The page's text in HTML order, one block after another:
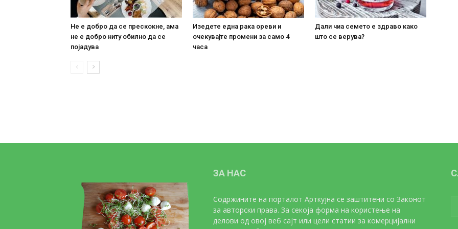
Не е добро да се прескокне, ама
не е добро ниту обилно да се
појадува
Изедете една рака ореви и
очекувајте промени за само 4
часа
Дали чиа семето е здраво како
што се верува?
ЗА НАС
Содржините на порталот Арткујна се заштитени со Законот
за авторски права. За секоја форма на користење на
делови од овој веб сајт или цели статии за комерцијални